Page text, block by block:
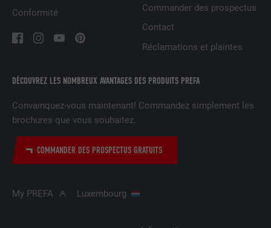
DÉCOUVREZ LES NOMBREUX AVANTAGES DES PRODUITS PREFA
Convainquez-vous maintenant! Commandez simplement les
brochures que vous souhaitez.
COMMANDER DES PROSPECTUS GRATUITS
Conformité
Commander des prospectus
Contact
Réclamations et plaintes
My PREFA Luxembourg
Est utilisé par Facebook pour afficher
une série de produits publicitaires, par
d'annonceurs tiers.
FOURNISSEUR doubleclick.net
EXPIRATION 1 an
utilisateur sur le site Internet après
fournisseur ou après que l'utilisateur a